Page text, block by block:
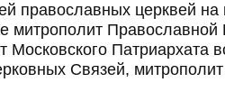
православных церквей на
митрополит
Московского Патриархата
Связей,